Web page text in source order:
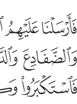
فارسلنا عليهم
فَأَرْسَلْنَا عَلَيْهِمُ
ﱧﱨ
ﱬ
ﱰ